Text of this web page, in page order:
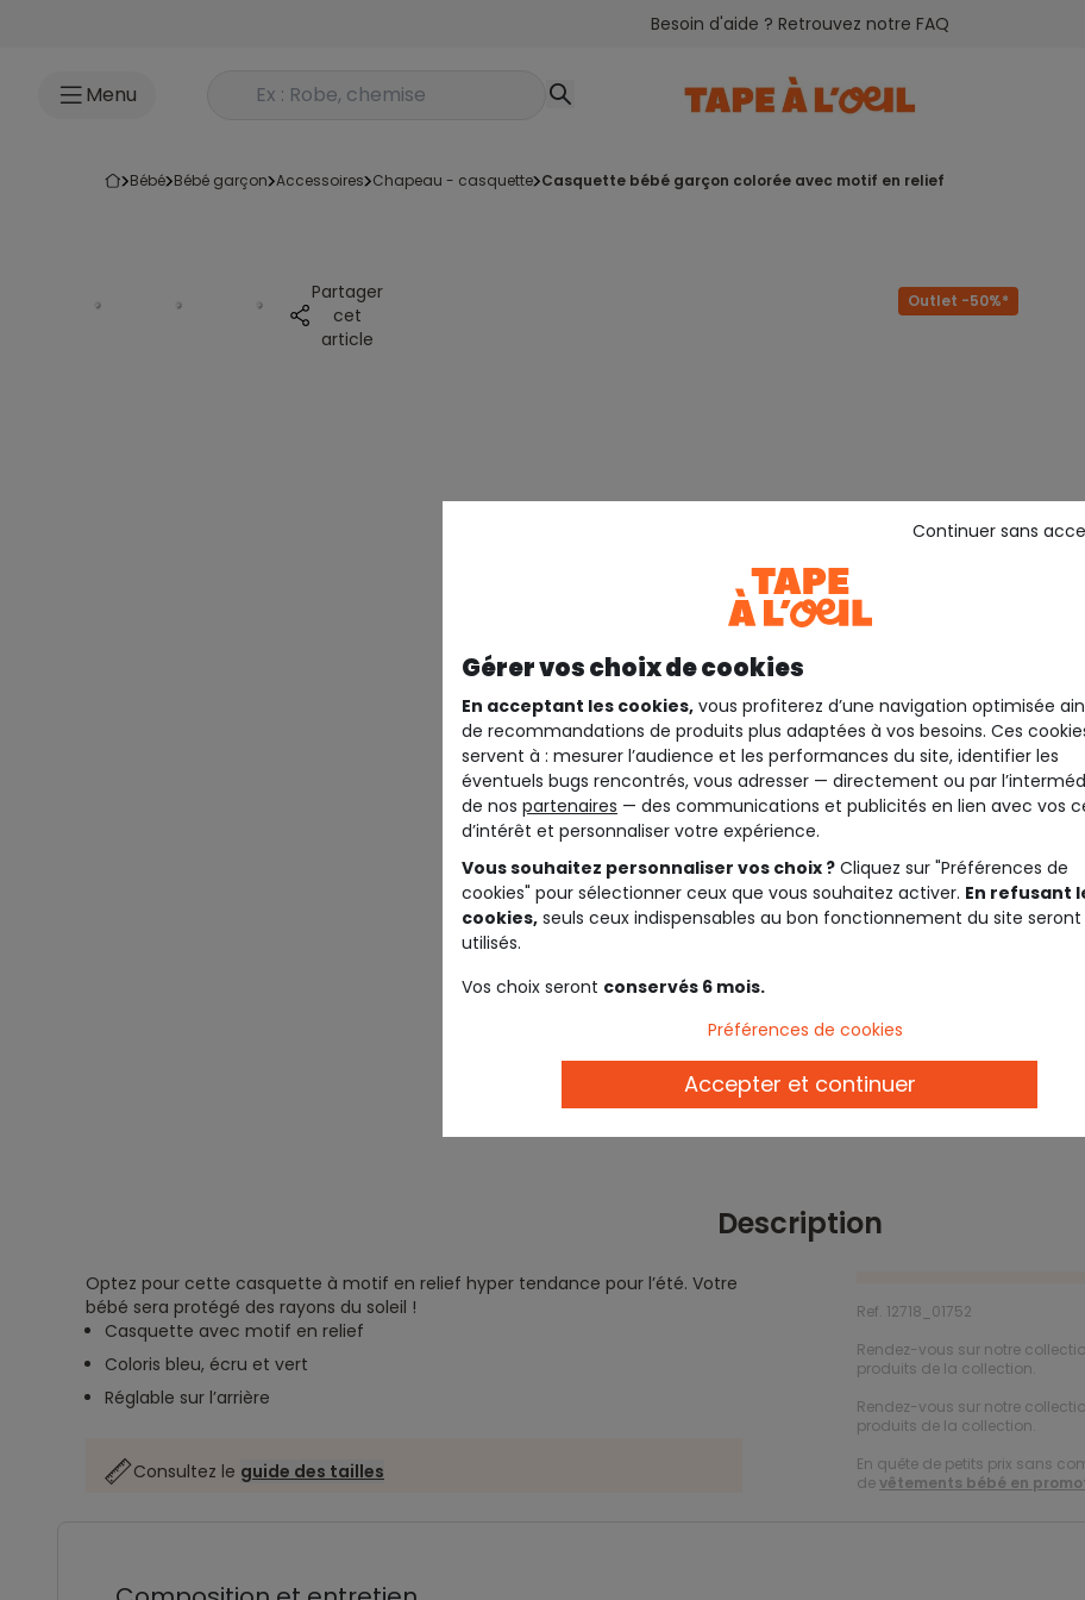
Besoin d'aide ? Retrouvez notre FAQ
Menu Rechercher un produit
bébé bébé garçon accessoires chapeau - casquette casquette bébé garçon colorée avec motif en relief
Partager
cet
article
Outlet -50%*
Description
Optez pour cette casquette à motif en relief hyper tendance pour l’été. Votre
bébé sera protégé des rayons du soleil !
Casquette avec motif en relief
Coloris bleu, écru et vert
Réglable sur l’arrière
Consultez le guide des tailles
Ref. 12718_01752
Rendez-vous sur notre
produits de la collection.
Rendez-vous sur notre
produits de la collection.
En quête de petits prix sans
devêtements bébé en
Gérer vos choix de cookies
En acceptant les cookies, vous profiterez d’une navigation optimisée
de recommandations de produits plus adaptées à vos besoins. Ces
servent à : mesurer l’audience et les performances du site, identifier les
éventuels bugs rencontrés, vous adresser — directement ou par
de nos partenaires — des communications et publicités en lien avec vos
d’intérêt et personnaliser votre expérience.
Vous souhaitez personnaliser vos choix ? Cliquez sur "Préférences de
cookies" pour sélectionner ceux que vous souhaitez activer. En refusant
cookies, seuls ceux indispensables au bon fonctionnement du site seront
utilisés.
Vos choix seront conservés 6 mois.
Continuer sans
Préférences de cookies
Accepter et continuer